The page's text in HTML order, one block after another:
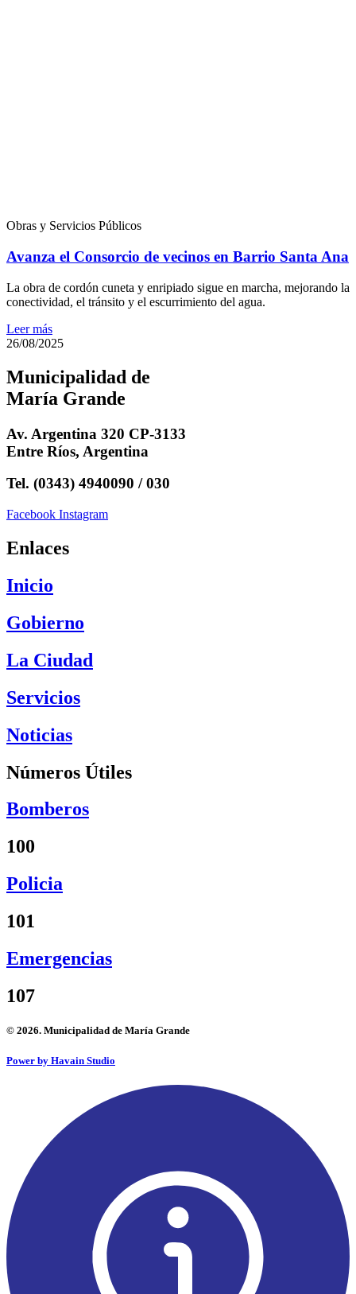
Obras y Servicios Públicos
Avanza el Consorcio de vecinos en Barrio Santa Ana
La obra de cordón cuneta y enripiado sigue en marcha, mejorando la
conectividad, el tránsito y el escurrimiento del agua.
Leer más
26/08/2025
Municipalidad de
María Grande
Av. Argentina 320 CP-3133
Entre Ríos, Argentina
Tel. (0343) 4940090 / 030
Facebook Instagram
Enlaces
Inicio
Gobierno
La Ciudad
Servicios
Noticias
Números Útiles
Bomberos
100
Policia
101
Emergencias
107
© 2026. Municipalidad de María Grande
Power by Havain Studio